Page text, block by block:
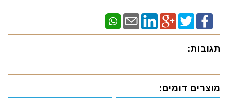
תגובות:
מוצרים דומים: